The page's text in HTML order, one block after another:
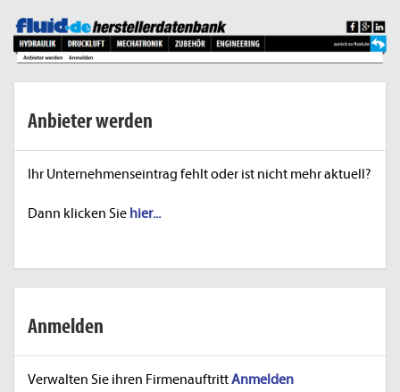
Anbieter werden
Ihr Unternehmenseintrag fehlt oder ist nicht mehr aktuell?
Dann klicken Sie hier...
Anmelden
Verwalten Sie ihren FirmenauftrittAnmelden